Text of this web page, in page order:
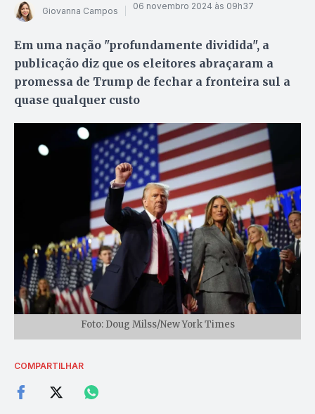
Giovanna Campos 06 novembro 2024 às 09h37
Em uma nação "profundamente dividida", a
publicação diz que os eleitores abraçaram a
promessa de Trump de fechar a fronteira sul a
quase qualquer custo
Foto: Doug Milss/New York Times
COMPARTILHAR